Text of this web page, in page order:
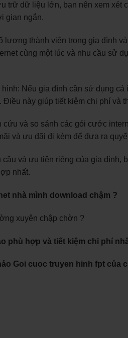
trữ dữ liệu lớn, bạn nên xem
gian ngắn.
lượng thành viên trong gia đình
cùng một lúc và nhu cầu sử
Nếu gia đình cần sử dụng
này giúp tiết kiệm chi phí và
và so sánh các gói cước
và ưu đãi đi kèm để đưa ra
cầu và ưu tiên riêng của gia đình,
nhất.
nhà mình download chậm ?
xuyên chập chờn ?
phù hợp và tiết kiệm chi phí
Goi cuoc truyen hinh fpt của